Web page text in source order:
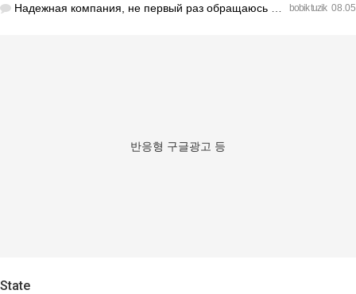
bobik tuzik 08.05
Надежная компания, не первый раз обращаюсь к ним за обслужив…
반응형 구글광고 등
State